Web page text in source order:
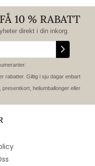
10 % RABATT
direkt i din inkorg.
rabatter. Giltig i sju dagar enbart
presentkort, heliumballonger eller